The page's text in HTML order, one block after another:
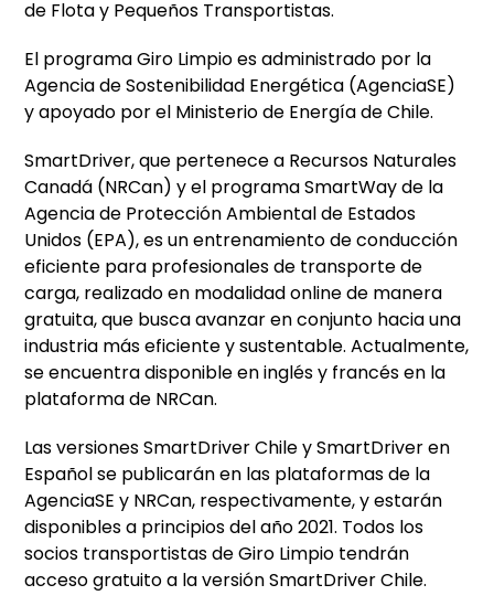
de Flota y Pequeños Transportistas.
El programa Giro Limpio es administrado por la
Agencia de Sostenibilidad Energética (AgenciaSE)
y apoyado por el Ministerio de Energía de Chile.
SmartDriver, que pertenece a Recursos Naturales
Canadá (NRCan) y el programa SmartWay de la
Agencia de Protección Ambiental de Estados
Unidos (EPA), es un entrenamiento de conducción
eficiente para profesionales de transporte de
carga, realizado en modalidad online de manera
gratuita, que busca avanzar en conjunto hacia una
industria más eficiente y sustentable. Actualmente,
se encuentra disponible en inglés y francés en la
plataforma de NRCan.
Las versiones SmartDriver Chile y SmartDriver en
Español se publicarán en las plataformas de la
AgenciaSE y NRCan, respectivamente, y estarán
disponibles a principios del año 2021. Todos los
socios transportistas de Giro Limpio tendrán
acceso gratuito a la versión SmartDriver Chile.